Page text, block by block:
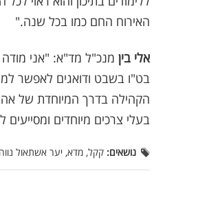
האירוח החם כמו בכל שנה."
אלי בין מנכ"ל מד"א: "אני מודה
בט"ו בשבט ודואגים לאפשר
הקהילה בדרך המיוחדת של
בעלי צרכים מיוחדים
נושאים: קקל, מדא, יער אשתאול